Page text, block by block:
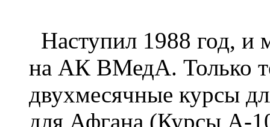
Наступил 1988 год, и
на АК ВМедА. Только
двухмесячные курсы
для Афгана (Курсы А-